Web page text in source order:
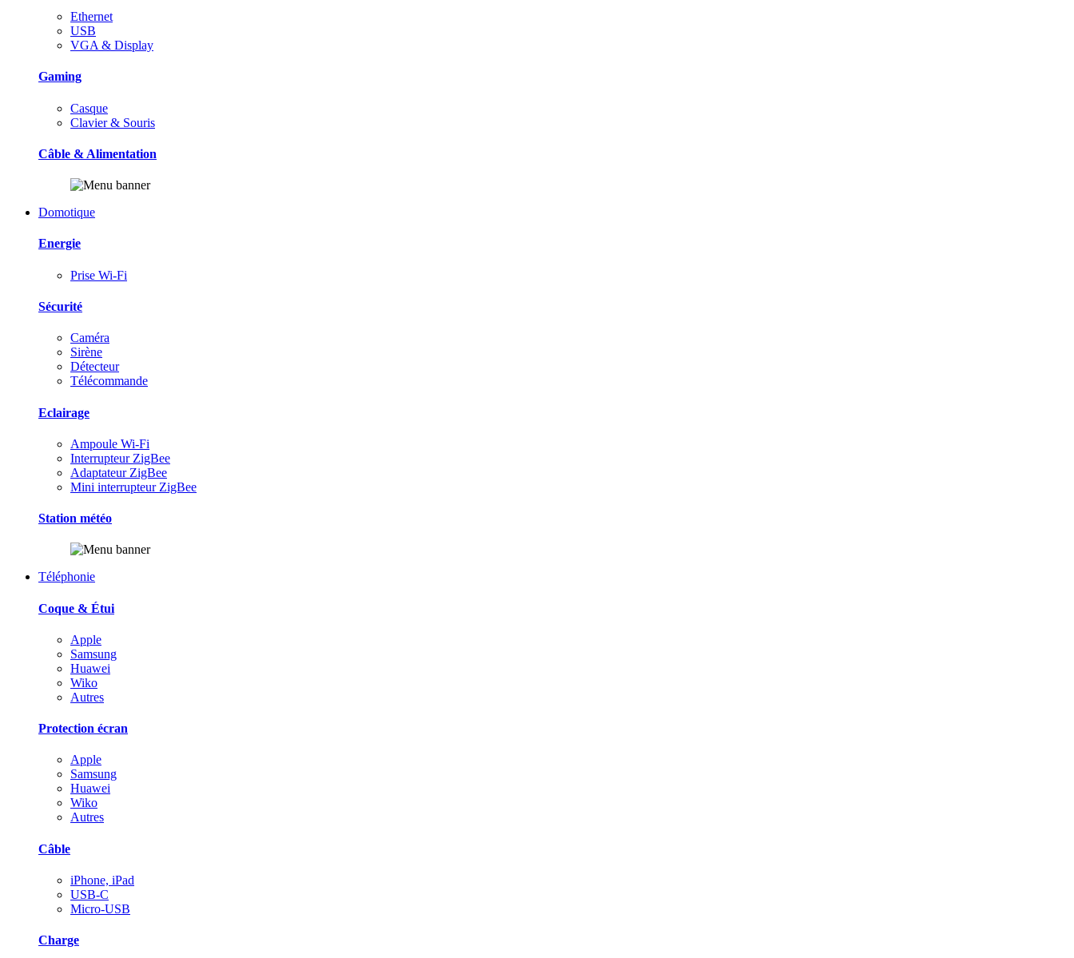
Ethernet
USB
VGA & Display
Gaming
Casque
Clavier & Souris
Câble & Alimentation
Domotique
Energie
Prise Wi-Fi
Sécurité
Caméra
Sirène
Détecteur
Télécommande
Eclairage
Ampoule Wi-Fi
Interrupteur ZigBee
Adaptateur ZigBee
Mini interrupteur ZigBee
Station météo
Téléphonie
Coque & Étui
Apple
Samsung
Huawei
Wiko
Autres
Protection écran
Apple
Samsung
Huawei
Wiko
Autres
Câble
iPhone, iPad
USB-C
Micro-USB
Charge